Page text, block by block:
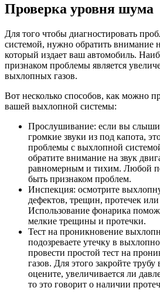
Проверка уровня шума
Для того чтобы диагностировать
системой, нужно обратить внимание
который издает ваш автомобиль.
признаком проблемы является
выхлопных газов.
Вот несколько способов, как можно
вашей выхлопной системы:
Прослушивание: если вы
громкие звуки из под капота,
проблемы с выхлопной
обратите внимание на звук
равномерным и тихим. Любой
быть признаком проблем.
Инспекция: осмотрите
дефектов, трещин, протечек
Использование фонарика
мелкие трещины и протечки.
Тест на проникновение
подозреваете утечку в
провести простой тест на
газов. Для этого закройте
оцените, увеличивается ли
то это говорит о наличии